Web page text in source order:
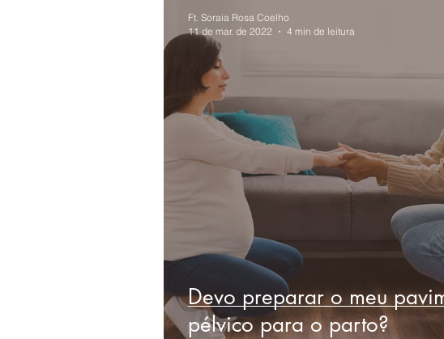
Devo preparar o meu
pélvico para o parto?
Ft. Soraia Rosa Coelho
11 de mar. de 2022
4 min de leitura